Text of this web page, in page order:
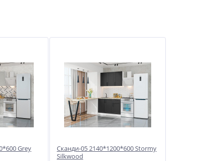
Grey
Сканди-05 2140*1200*600 Stormy
Silkwood